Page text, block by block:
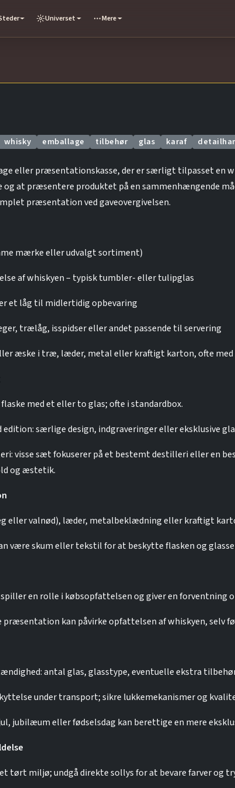
Universet Mere
whisky emballage tilbehør glas karaf
eller præsentationskasse, der er særligt tilpasset en
at præsentere produktet på en sammenhængende
præsentation ved gaveovergivelsen.
mærke eller udvalgt sortiment)
af whiskyen – typisk tumbler- eller tulipglas
et låg til midlertidig opbevaring
trælåg, isspidser eller andet passende til servering
æske i træ, læder, metal eller kraftigt karton, ofte
med et eller to glas; ofte i standardbox.
særlige design, indgraveringer eller eksklusive
visse sæt fokuserer på et bestemt destilleri eller en
og æstetik.
eller valnød), læder, metalbeklædning eller kraftigt
være skum eller tekstil for at beskytte flasken og
en rolle i købsopfattelsen og giver en forventning
kan påvirke opfattelsen af whiskyen, selv
antal glas, glasstype, eventuelle ekstra
under transport; sikre lukkemekanismer og
jubilæum eller fødselsdag kan berettige en mere
tørt miljø; undgå direkte sollys for at bevare farver og